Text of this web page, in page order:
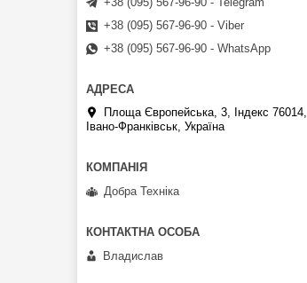
+38 (095) 567-96-90 - Viber
+38 (095) 567-96-90 - WhatsApp
Площа Європейська, 3, Індекс 76014,
Івано-Франківськ, Україна
Добра Техніка
Владислав